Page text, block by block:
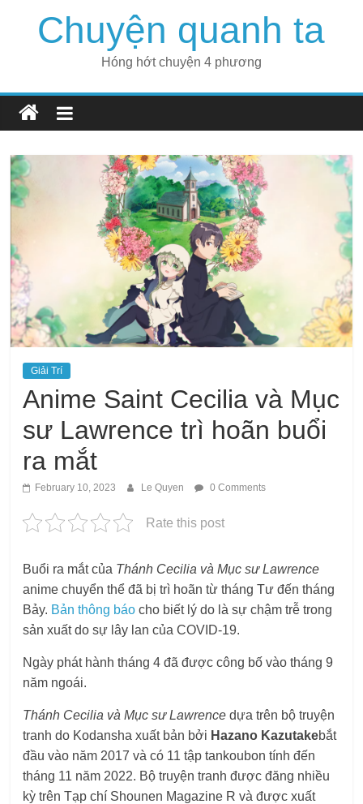
Chuyện quanh ta
Hóng hớt chuyện 4 phương
Giải Trí
Anime Saint Cecilia và Mục
sư Lawrence trì hoãn buổi
ra mắt
February 10, 2023 Le Quyen 0 Comments
Rate this post
Buổi ra mắt của Thánh Cecilia và Mục sư Lawrence
anime chuyển thể đã bị trì hoãn từ tháng Tư đến tháng
Bảy. Bản thông báo cho biết lý do là sự chậm trễ trong
sản xuất do sự lây lan của COVID-19.
Ngày phát hành tháng 4 đã được công bố vào tháng 9
năm ngoái.
Thánh Cecilia và Mục sư Lawrence dựa trên bộ truyện
tranh do Kodansha xuất bản bởi Hazano Kazutakebắt
đầu vào năm 2017 và có 11 tập tankoubon tính đến
tháng 11 năm 2022. Bộ truyện tranh được đăng nhiều
kỳ trên Tạp chí Shounen Magazine R và được xuất